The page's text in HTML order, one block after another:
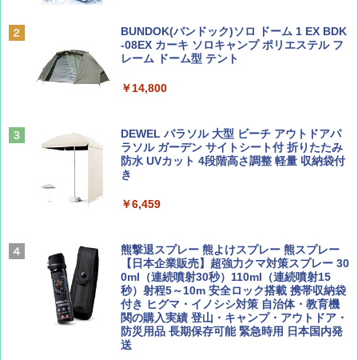
ディズニーファン ２０２６年 ９月号 [雑
誌] (ＤＩＳＮＥＹ ＦＡＮ)
山と溪谷 2026年8月号「南アルプス大全」
￥1,540
￥1,540
AIRLINE（エアライン）2026年9月号【特
集】ボーイング110周年を祝して！
地球の歩き方 スター・ウォーズ
￥2,695
僕が見た未来【完全版】
￥0
球の歩き方A ヨーロッパ
￥2,479
A26 地球の歩き方 チェコ ポーランド スロヴ
ァキア 2026～2027 地球の歩き方A ヨーロッ
PYKES PEAK (パイクスピーク) 着替えテン
人用 折りたたみ 防災グッズ 災害用トイレ ビ
￥4,980
テント ワンタッチ RENEW 幅200 2-3人用 43
￥5,999
[キャンパーズコレクション 山善] 傘みたいに
広げるだけ パッとサッとテント ブラックコ
ーティング フルクローズ メッシュ 3-4人用
簡単設置 ポップアップテント エクルベージ
ュ(BC仕様) PATC-150B(EB)
BUNDOK(バンドック)ソロ ドーム 1 EX BDK
-08EX カーキ ソロキャンプ ポリエステル フ
レーム ドーム型 テント
￥14,800
DEWEL パラソル 大型 ビーチ アウトドアパ
ラソル ガーデン サイトシート付 折りたたみ
防水 UVカット 4段階高さ調整 軽量 収納袋付
き
￥6,459
熊撃退スプレー 熊よけスプレー 熊スプレー
【日本企業販売】超強力クマ対策スプレー 30
0ml（連続噴射30秒）110ml（連続噴射15
秒）射程5～10m 安全ロック搭載 携帯収納袋
付き ヒグマ・イノシシ対策 自治体・教育機
関の購入実績 登山・キャンプ・アウトドア・
防災用品 長期保存可能 緊急時用 日本国内発
送